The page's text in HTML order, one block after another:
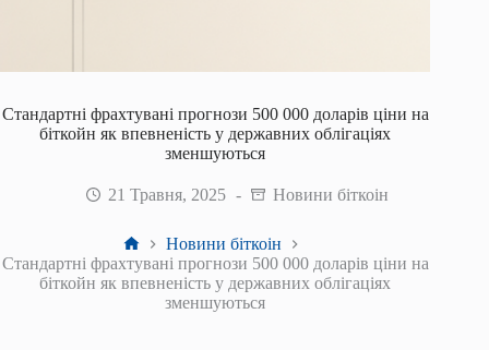
Стандартні фрахтувані прогнози 500 000 доларів ціни на
біткойн як впевненість у державних облігаціях
зменшуються
21 Травня, 2025 Новини біткоін
Головна
Новини біткоін
Стандартні фрахтувані прогнози 500 000 доларів ціни на
біткойн як впевненість у державних облігаціях
зменшуються